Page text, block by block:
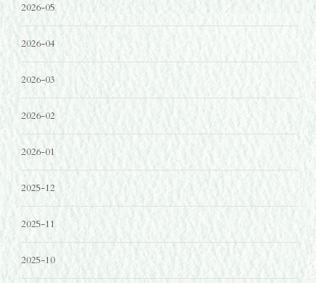
2026-05
2026-04
2026-03
2026-02
2026-01
2025-12
2025-11
2025-10